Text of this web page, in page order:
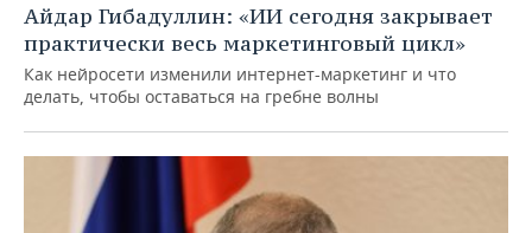
Айдар Гибадуллин: «ИИ сегодня закрывает
практически весь маркетинговый цикл»
Как нейросети изменили интернет-маркетинг и что
делать, чтобы оставаться на гребне волны